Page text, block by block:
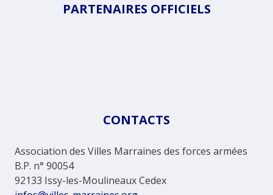
PARTENAIRES OFFICIELS
CONTACTS
Association des Villes Marraines des forces armées
B.P. n° 90054
92133 Issy-les-Moulineaux Cedex